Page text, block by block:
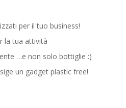
per il tuo business!
la tua attività
…e non solo bottiglie :)
un gadget plastic free!